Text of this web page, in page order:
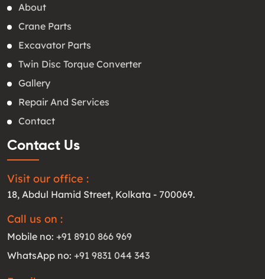
About
Crane Parts
Excavator Parts
Twin Disc Torque Converter
Gallery
Repair And Services
Contact
Contact Us
Visit our office :
18, Abdul Hamid Street, Kolkata - 700069.
Call us on :
Mobile no: +91 8910 866 969
WhatsApp no: +91 9831 044 343